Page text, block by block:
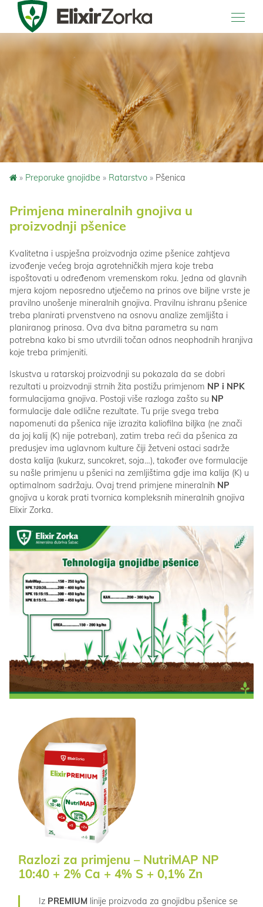
Main Navigation
» Preporuke gnojidbe » Ratarstvo » Pšenica
Primjena mineralnih gnojiva u
proizvodnji pšenice
Kvalitetna i uspješna proizvodnja ozime pšenice zahtjeva
izvođenje većeg broja agrotehničkih mjera koje treba
ispoštovati u određenom vremenskom roku. Jedna od glavnih
mjera kojom neposredno utječemo na prinos ove biljne vrste je
pravilno unošenje mineralnih gnojiva. Pravilnu ishranu pšenice
treba planirati prvenstveno na osnovu analize zemljišta i
planiranog prinosa. Ova dva bitna parametra su nam
potrebna kako bi smo utvrdili točan odnos neophodnih hranjiva
koje treba primjeniti.
Iskustva u ratarskoj proizvodnji su pokazala da se dobri
rezultati u proizvodnji strnih žita postižu primjenom NP i NPK
formulacijama gnojiva. Postoji više razloga zašto su NP
formulacije dale odlične rezultate. Tu prije svega treba
napomenuti da pšenica nije izrazita kaliofilna biljka (ne znači
da joj kalij (K) nije potreban), zatim treba reći da pšenica za
predusjev ima uglavnom kulture čiji žetveni ostaci sadrže
dosta kalija (kukurz, suncokret, soja…), također ove formulacije
su našle primjenu u pšenici na zemljištima gdje ima kalija (K) u
optimalnom sadržaju. Ovaj trend primjene mineralnih NP
gnojiva u korak prati tvornica kompleksnih mineralnih gnojiva
Elixir Zorka.
Razlozi za primjenu – NutriMAP NP
10:40 + 2% Ca + 4% S + 0,1% Zn
Iz PREMIUM linije proizvoda za gnojidbu pšenice se